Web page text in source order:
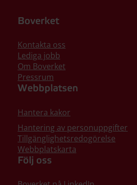
Boverket
Kontakta oss
Lediga jobb
Om Boverket
Pressrum
Webbplatsen
Hantera kakor
Hantering av personuppgifter
Tillgänglighetsredogörelse
Webbplatskarta
Följ oss